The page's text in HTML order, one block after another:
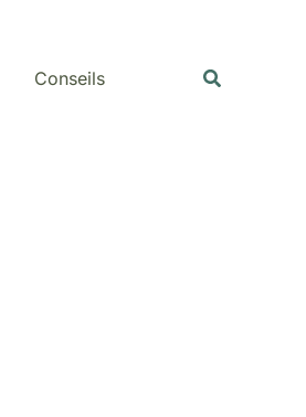
Conseils